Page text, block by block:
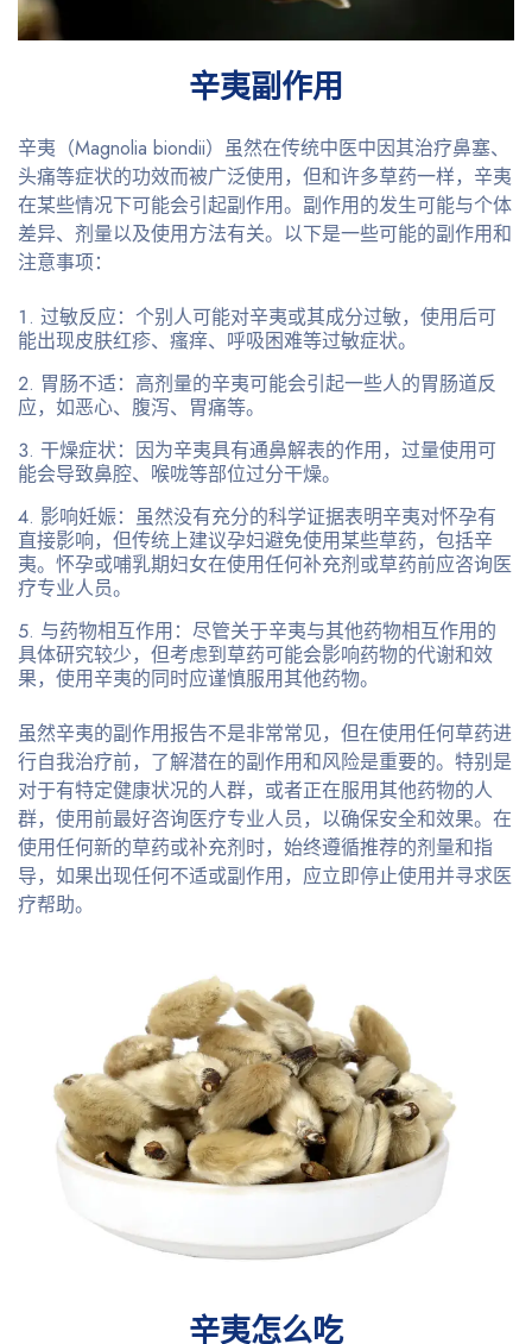
辛夷副作用
辛夷（Magnolia biondii）虽然在传统中医中因其治疗鼻塞、
头痛等症状的功效而被广泛使用，但和许多草药一样，辛夷
在某些情况下可能会引起副作用。副作用的发生可能与个体
差异、剂量以及使用方法有关。以下是一些可能的副作用和
注意事项：
过敏反应：个别人可能对辛夷或其成分过敏，使用后可
能出现皮肤红疹、瘙痒、呼吸困难等过敏症状。
胃肠不适：高剂量的辛夷可能会引起一些人的胃肠道反
应，如恶心、腹泻、胃痛等。
干燥症状：因为辛夷具有通鼻解表的作用，过量使用可
能会导致鼻腔、喉咙等部位过分干燥。
影响妊娠：虽然没有充分的科学证据表明辛夷对怀孕有
直接影响，但传统上建议孕妇避免使用某些草药，包括辛
夷。怀孕或哺乳期妇女在使用任何补充剂或草药前应咨询医
疗专业人员。
与药物相互作用：尽管关于辛夷与其他药物相互作用的
具体研究较少，但考虑到草药可能会影响药物的代谢和效
果，使用辛夷的同时应谨慎服用其他药物。
虽然辛夷的副作用报告不是非常常见，但在使用任何草药进
行自我治疗前，了解潜在的副作用和风险是重要的。特别是
对于有特定健康状况的人群，或者正在服用其他药物的人
群，使用前最好咨询医疗专业人员，以确保安全和效果。在
使用任何新的草药或补充剂时，始终遵循推荐的剂量和指
导，如果出现任何不适或副作用，应立即停止使用并寻求医
疗帮助。
辛夷怎么吃